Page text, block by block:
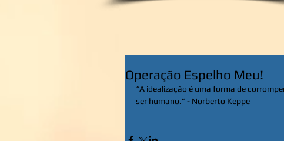
Operação Espelho Meu!
“A idealização é uma forma de
ser humano.” - Norberto Keppe